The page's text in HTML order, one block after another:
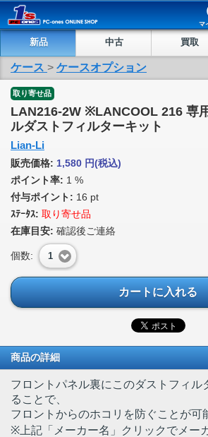
マ
新品 中古 買取
ケース > ケースオプション
取り寄せ品
LAN216-2W ※LANCOOL 216 専
ルダストフィルターキット
Lian-Li
販売価格: 1,580 円(税込)
ポイント率: 1 %
付与ポイント: 16 pt
ｽﾃｰﾀｽ: 取り寄せ品
在庫目安: 確認後ご連絡
個数: 1
カートに入れる
商品の詳細
フロントパネル裏にこのダストフィル
ることで、
フロントからのホコリを防ぐことが
※上記「メーカー名」クリックでメー